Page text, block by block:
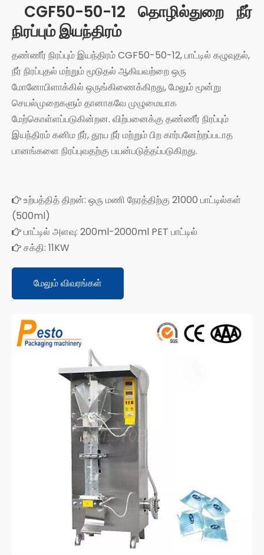
CGF50-50-12 தொழில்துறை நீர்
நிரப்பும் இயந்திரம்
தண்ணீர் நிரப்பும் இயந்திரம் CGF50-50-12, பாட்டில் கழுவுதல்,
நீர் நிரப்புதல் மற்றும் மூடுதல் ஆகியவற்றை ஒரு
மோனோபிளாக்கில் ஒருங்கிணைக்கிறது, மேலும் மூன்று
செயல்முறைகளும் தானாகவே முழுமையாக
மேற்கொள்ளப்படுகின்றன. விற்பனைக்கு தண்ணீர் நிரப்பும்
இயந்திரம் கனிம நீர், தூய நீர் மற்றும் பிற கார்பனேற்றப்படாத
பானங்களை நிரப்புவதற்கு பயன்படுத்தப்படுகிறது.
 உற்பத்தித் திறன்: ஒரு மணி நேரத்திற்கு 21000 பாட்டில்கள்
(500ml)
 பாட்டில் அளவு: 200ml-2000ml PET பாட்டில்
 சக்தி: 11KW
மேலும் விவரங்கள்